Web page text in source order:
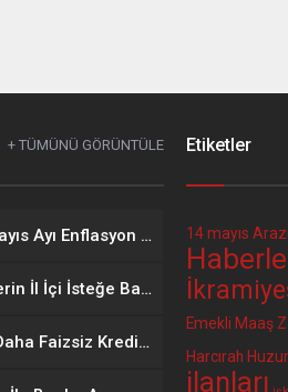
+ TÜMÜNÜ GÖRÜNTÜLE
2026 Yılı Mayıs Ayı Enflasyon Verisinin Memur ve Emekli Maaşına Etkisi
Öğretmenlerin İl İçi İsteğe Bağlı Yer Değiştirme Başvuruları Başladı
Bir Kurum Daha Faizsiz Kredi Seçenekli Promosyon Anlaşması Yaptı. 12 Ay Geri Ödemeli 400 Bin TL Faizsiz Kredi
Etiketler
14 mayıs
Emekli Maaş
Harcırah
ilanları